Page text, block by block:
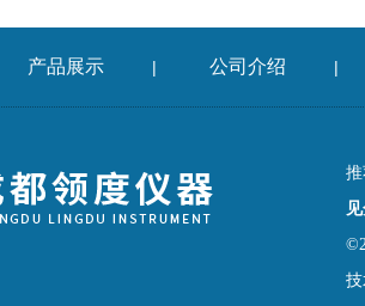
产品展示 | 公司介绍 |